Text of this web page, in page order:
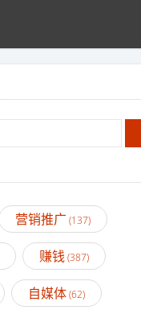
营销推广 (137)
赚钱(387)
自媒体(62)